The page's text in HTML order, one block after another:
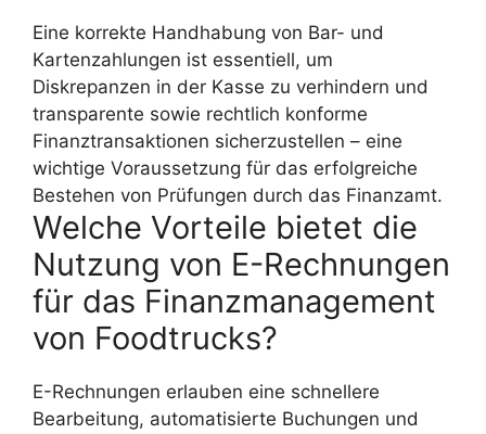
Eine korrekte Handhabung von Bar- und
Kartenzahlungen ist essentiell, um
Diskrepanzen in der Kasse zu verhindern und
transparente sowie rechtlich konforme
Finanztransaktionen sicherzustellen – eine
wichtige Voraussetzung für das erfolgreiche
Bestehen von Prüfungen durch das Finanzamt.
Welche Vorteile bietet die
Nutzung von E-Rechnungen
für das Finanzmanagement
von Foodtrucks?
E-Rechnungen erlauben eine schnellere
Bearbeitung, automatisierte Buchungen und